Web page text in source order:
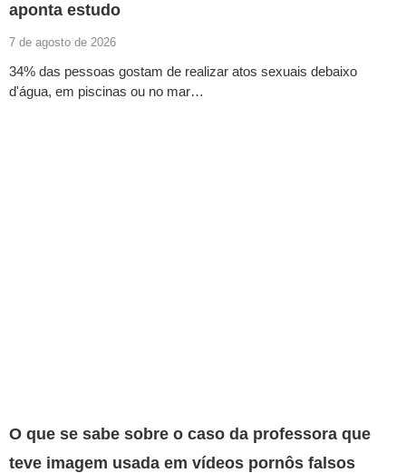
aponta estudo
7 de agosto de 2026
34% das pessoas gostam de realizar atos sexuais debaixo
d'água, em piscinas ou no mar…
O que se sabe sobre o caso da professora que
teve imagem usada em vídeos pornôs falsos